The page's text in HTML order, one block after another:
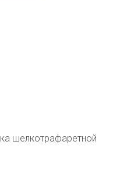
шелкотрафаретной